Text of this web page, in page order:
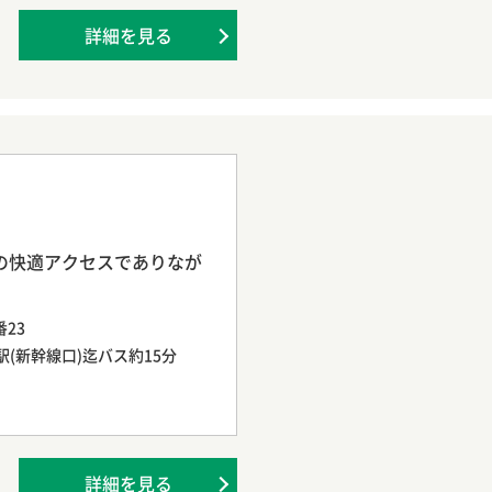
詳細を見る
適アクセスでありなが
23
(新幹線口)迄バス約15分
詳細を見る